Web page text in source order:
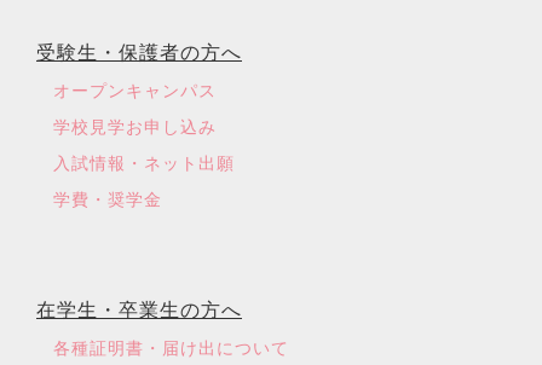
受験生・保護者の方へ
オープンキャンパス
学校見学お申し込み
入試情報・ネット出願
学費・奨学金
在学生・卒業生の方へ
各種証明書・届け出について